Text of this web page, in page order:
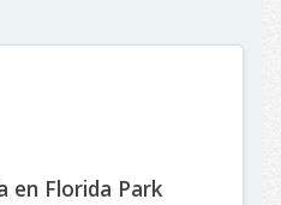
en Florida Park